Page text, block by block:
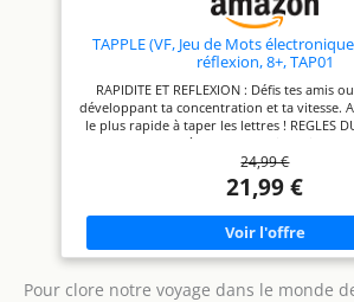
intenses.Le principal est de
PLASTIQUE EN FRANÇAIS : Le
célèbre jeu d'ambiance est de
épuré et sans plastique.
Profitez de la toute nouvelle
édition de Dobble en français,
facilement le jeu partout avec
métallique compacte, parfaite
déplacements. Contenu : 55
cadeau
TAPPLE (VF, Jeu de Mots
réflexion, 8+, TAP01
RAPIDITE ET REFLEXION : Défis tes amis
développant ta concentration et ta vitesse.
le plus rapide à taper les lettres ! REGLES
carte pour un thème en français, puis
joueurs ont 10 secondes pour donner un
par la lettre qu'ils ont choisi de taper. Le
marque le point. SANS LIMITES : 144
plein de parties, mais tu peux aussi
thèmes à l'infini ! DUREE D'UNE PARTIE :
environ 15 minutes, parfait pour faire
NOMBRE DE JOUEURS : de 2 à 8 joueurs,
duo ou en groupe
24,99 €
21,99 €
Pour clore notre voyage dans le monde